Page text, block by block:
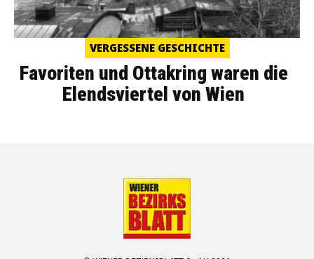
VERGESSENE GESCHICHTE
Favoriten und Ottakring waren die
Elendsviertel von Wien